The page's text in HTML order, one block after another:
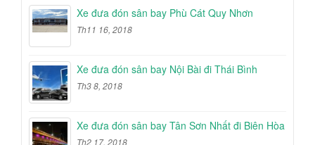
Xe đưa đón sân bay Phù Cát Quy Nhơn
Th11 16, 2018
Xe đưa đón sân bay Nội Bài đi Thái Bình
Th3 8, 2018
Xe đưa đón sân bay Tân Sơn Nhất đi Biên Hòa
Th2 17, 2018